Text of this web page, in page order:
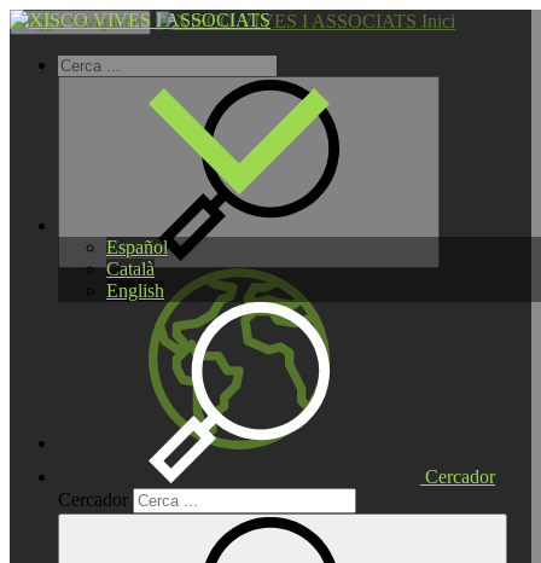
Español
Català
English
Cercador
Cercador
Toggle navigation Inici